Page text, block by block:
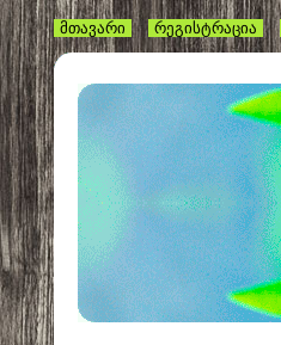
მთავარი რეგისტრაცია